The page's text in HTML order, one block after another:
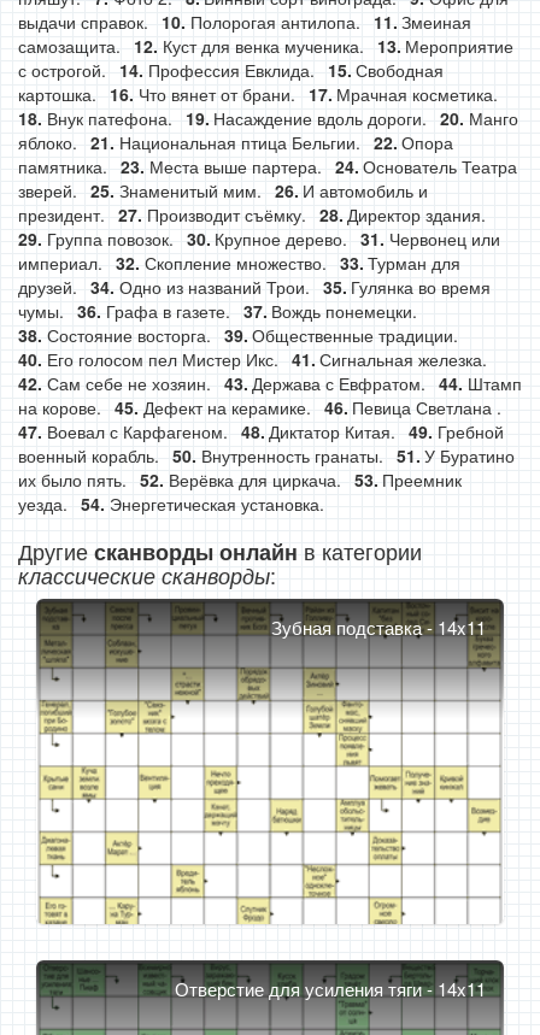
выдачи справок.
Полорогая антилопа.
Змеиная
самозащита.
Куст для венка мученика.
Мероприятие
с острогой.
Профессия Евклида.
Свободная
картошка.
Что вянет от брани.
Мрачная косметика.
Внук патефона.
Насаждение вдоль дороги.
Манго
яблоко.
Национальная птица Бельгии.
Опора
памятника.
Места выше партера.
Основатель Театра
зверей.
Знаменитый мим.
И автомобиль и
президент.
Производит съёмку.
Директор здания.
Группа повозок.
Крупное дерево.
Червонец или
империал.
Скопление множество.
Турман для
друзей.
Одно из названий Трои.
Гулянка во время
чумы.
Графа в газете.
Вождь понемецки.
Состояние восторга.
Общественные традиции.
Его голосом пел Мистер Икс.
Сигнальная железка.
Сам себе не хозяин.
Держава с Евфратом.
Штамп
на корове.
Дефект на керамике.
Певица Светлана .
Воевал с Карфагеном.
Диктатор Китая.
Гребной
военный корабль.
Внутренность гранаты.
У Буратино
их было пять.
Верёвка для циркача.
Преемник
уезда.
Энергетическая установка.
Другиесканворды онлайн в категории
классические сканворды:
Зубная подставка - 14x11
Отверстие для усиления тяги - 14x11